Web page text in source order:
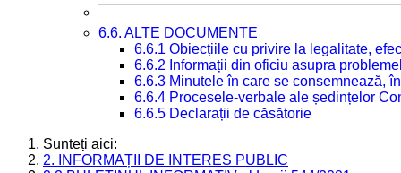
6.6. ALTE DOCUMENTE
6.6.1 Obiecțiile cu privire la legalitate,
6.6.2 Informații din oficiu asupra
6.6.3 Minutele în care se consemnează,
6.6.4 Procesele-verbale ale ședințelor
6.6.5 Declarații de căsătorie
Sunteți aici:
2. INFORMAȚII DE INTERES PUBLIC